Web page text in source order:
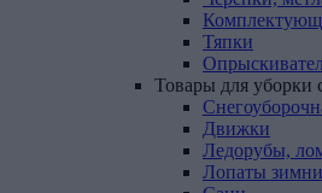
Тяпки
Товары для уборки
Движки
Ледорубы,
Лопаты